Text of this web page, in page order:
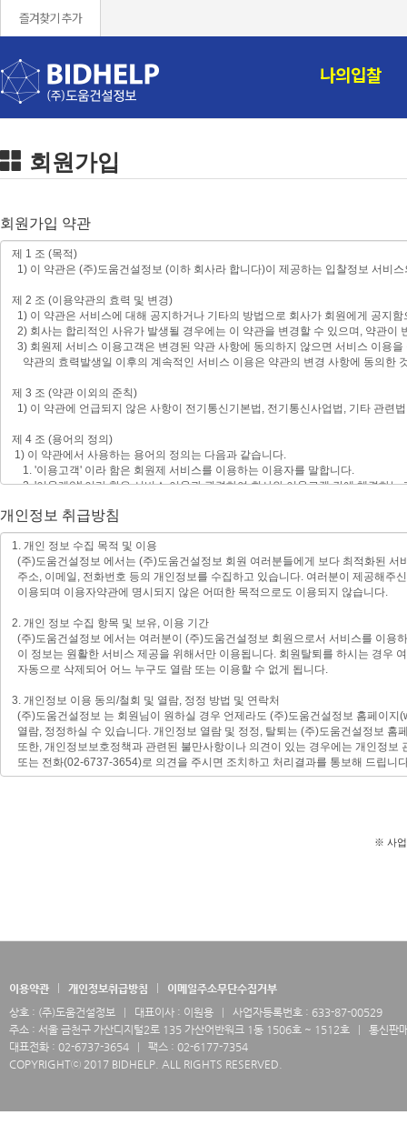
즐겨찾기 추가
나의입찰
회원가입
회원가입 약관
개인정보 취급방침
※ 사업
이용약관 개인정보취급방침
이메일주소무단수집거부
상호 : (주)도움건설정보
대표이사 : 이원용
사업자등록번호 : 633-87-00529
주소 : 서울 금천구 가산디지털2로 135 가산어반워크 1동 1506호 ~ 1512호
통신판
대표전화 : 02-6737-3654
팩스 : 02-6177-7354
COPYRIGHTⓒ 2017 BIDHELP. ALL RIGHTS RESERVED.